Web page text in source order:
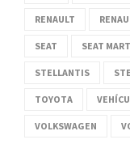
RENAULT
SEAT SEAT
STELLANTIS
TOYOTA
VOLKSWAGEN